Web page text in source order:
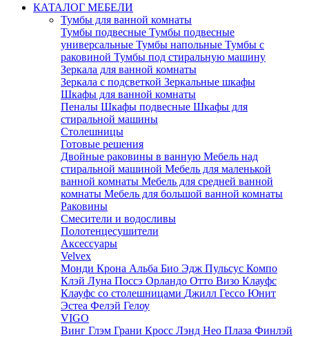
КАТАЛОГ МЕБЕЛИ
Тумбы для ванной комнаты
Тумбы подвесные Тумбы подвесные
универсальные Тумбы напольные Тумбы с
раковиной Тумбы под стиральную машину
Зеркала для ванной комнаты
Зеркала с подсветкой Зеркальные шкафы
Шкафы для ванной комнаты
Пеналы Шкафы подвесные Шкафы для
стиральной машины
Столешницы
Готовые решения
Двойные раковины в ванную Мебель над
стиральной машиной Мебель для маленькой
ванной комнаты Мебель для средней ванной
комнаты Мебель для большой ванной комнаты
Раковины
Смесители и водосливы
Полотенцесушители
Аксессуары
Velvex
Монди Крона Альба Био Эдж Пульсус Компо
Клэй Луна Поссэ Орландо Отто Визо Клауфс
Клауфс со столешницами Джилл Гессо Юнит
Эстеа Фелэй Гелоу
VIGO
Винг Глэм Грани Кросс Лэнд Нео Плаза Финлэй